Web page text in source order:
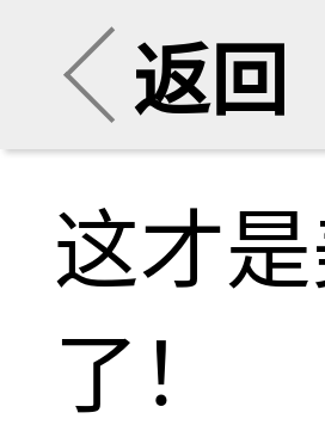
返回
这才
了！